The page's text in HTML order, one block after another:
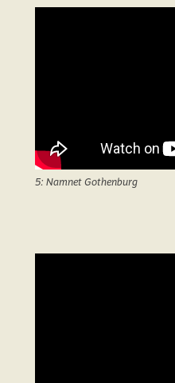
5: Namnet Gothenburg